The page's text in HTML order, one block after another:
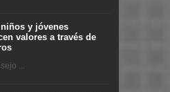
niños y jóvenes
valores a través de
...